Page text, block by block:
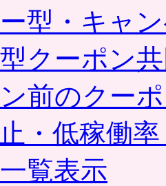
型・キャ
クーポン
前のクー
・低稼働
覧表示